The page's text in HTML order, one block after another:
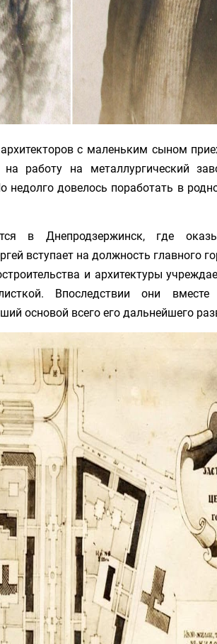
с маленьким сыном
работу на металлургический
довелось поработать в
в Днепродзержинск, где
вступает на должность главного
и архитектуры
Впоследствии они
основой всего его дальнейшего